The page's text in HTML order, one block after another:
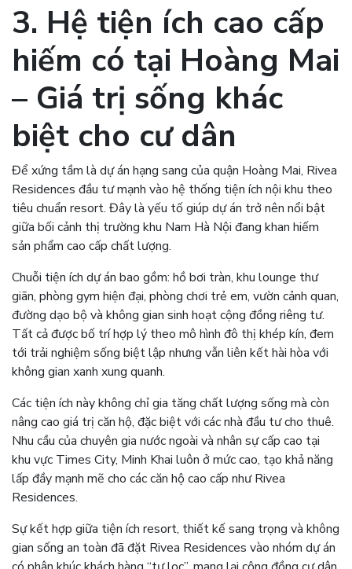
3. Hệ tiện ích cao cấp
hiếm có tại Hoàng Mai
– Giá trị sống khác
biệt cho cư dân
Để xứng tầm là dự án hạng sang của quận Hoàng Mai, Rivea
Residences đầu tư mạnh vào hệ thống tiện ích nội khu theo
tiêu chuẩn resort. Đây là yếu tố giúp dự án trở nên nổi bật
giữa bối cảnh thị trường khu Nam Hà Nội đang khan hiếm
sản phẩm cao cấp chất lượng.
Chuỗi tiện ích dự án bao gồm: hồ bơi tràn, khu lounge thư
giãn, phòng gym hiện đại, phòng chơi trẻ em, vườn cảnh quan,
đường dạo bộ và không gian sinh hoạt cộng đồng riêng tư.
Tất cả được bố trí hợp lý theo mô hình đô thị khép kín, đem
tới trải nghiệm sống biệt lập nhưng vẫn liên kết hài hòa với
không gian xanh xung quanh.
Các tiện ích này không chỉ gia tăng chất lượng sống mà còn
nâng cao giá trị căn hộ, đặc biệt với các nhà đầu tư cho thuê.
Nhu cầu của chuyên gia nước ngoài và nhân sự cấp cao tại
khu vực Times City, Minh Khai luôn ở mức cao, tạo khả năng
lấp đầy mạnh mẽ cho các căn hộ cao cấp như Rivea
Residences.
Sự kết hợp giữa tiện ích resort, thiết kế sang trọng và không
gian sống an toàn đã đặt Rivea Residences vào nhóm dự án